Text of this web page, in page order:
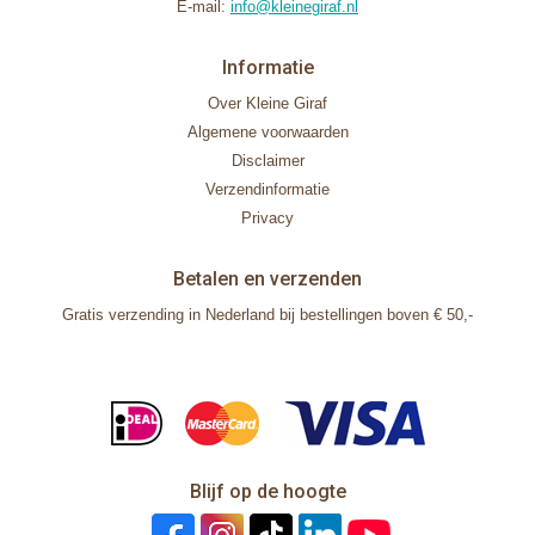
E-mail: info@kleinegiraf.nl
Informatie
Over Kleine Giraf
Algemene voorwaarden
Disclaimer
Verzendinformatie
Privacy
Betalen en verzenden
Gratis verzending in Nederland bij bestellingen boven € 50,-
Blijf op de hoogte